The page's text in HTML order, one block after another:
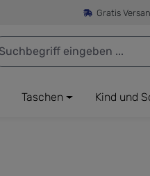
Gratis
Taschen Kind und